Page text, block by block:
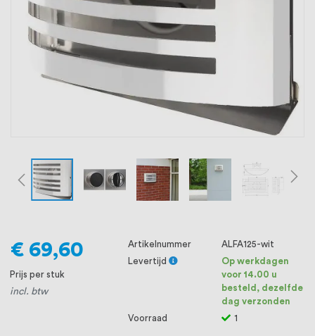
ons voorop, want we geloven dat een
goede relatie met onze klanten het
verschil maakt.
€ 69,60
Prijs per stuk
incl. btw
Artikelnummer
ALFA125-wit
Levertijd
Op werkdagen
voor 14.00 u
besteld, dezelfde
dag verzonden
Voorraad
1